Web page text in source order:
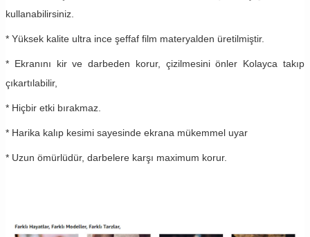
kullanabilirsiniz.
* Yüksek kalite ultra ince şeffaf film materyalden üretilmiştir.
* Ekranını kir ve darbeden korur, çizilmesini önler Kolayca takıp
çıkartılabilir,
* Hiçbir etki bırakmaz.
* Harika kalıp kesimi sayesinde ekrana mükemmel uyar
* Uzun ömürlüdür, darbelere karşı maximum korur.